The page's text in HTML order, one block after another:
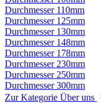
Durchmesser 110mm
Durchmesser 125mm
Durchmesser 130mm
Durchmesser 148mm
Durchmesser 178mm
Durchmesser 230mm
Durchmesser 250mm
Durchmesser 300mm
Zur Kategorie Über uns